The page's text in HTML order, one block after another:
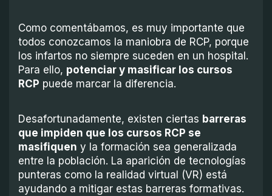
Como comentábamos, es muy importante que
todos conozcamos la maniobra de RCP, porque
los infartos no siempre suceden en un hospital.
Para ello, potenciar y masificar los cursos
RCP puede marcar la diferencia.
Desafortunadamente, existen ciertas barreras
que impiden que los cursos RCP se
masifiquen y la formación sea generalizada
entre la población. La aparición de tecnologías
punteras como la realidad virtual (VR) está
ayudando a mitigar estas barreras formativas.